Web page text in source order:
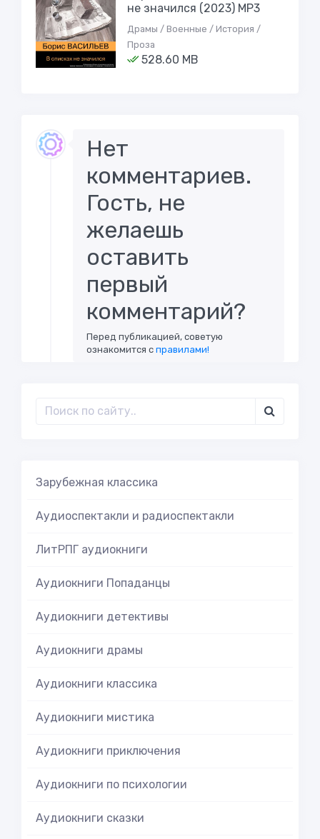
не значился (2023) MP3
Драмы / Военные / История /
Проза
528.60 MB
Нет
комментариев.
Гость, не
желаешь
оставить
первый
комментарий?
Перед публикацией, советую
ознакомится справилами!
Зарубежная классика
Аудиоспектакли и радиоспектакли
ЛитРПГ аудиокниги
Аудиокниги Попаданцы
Аудиокниги детективы
Аудиокниги драмы
Аудиокниги классика
Аудиокниги мистика
Аудиокниги приключения
Аудиокниги по психологии
Аудиокниги сказки